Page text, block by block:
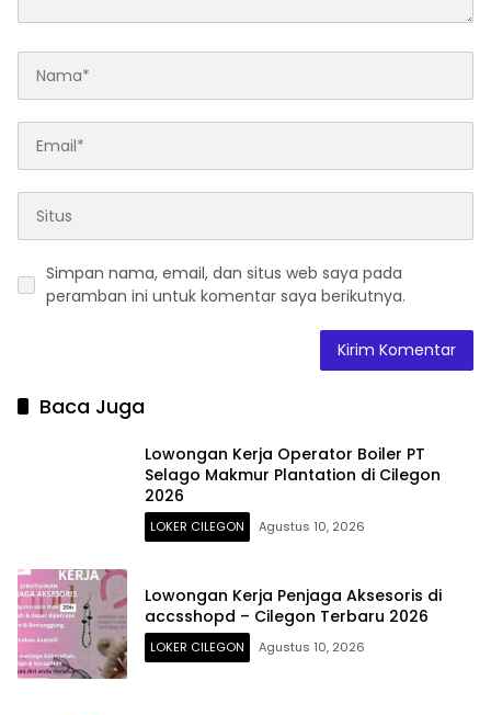
Simpan nama, email, dan situs web saya pada
peramban ini untuk komentar saya berikutnya.
Baca Juga
Lowongan Kerja Operator Boiler PT
Selago Makmur Plantation di Cilegon
2026
LOKER CILEGON Agustus 10, 2026
Lowongan Kerja Penjaga Aksesoris di
accsshopd – Cilegon Terbaru 2026
LOKER CILEGON Agustus 10, 2026